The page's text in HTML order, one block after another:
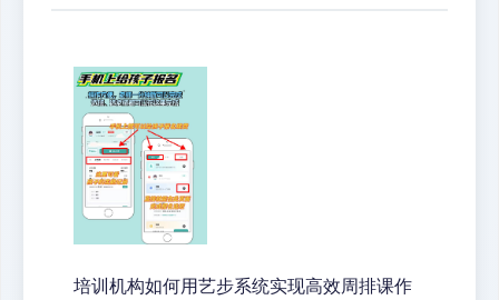
培训机构如何用艺步系统实现高效周排课作